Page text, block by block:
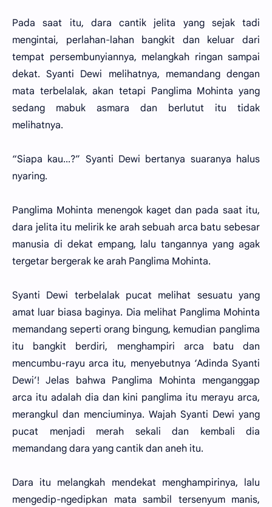
Pada saat itu, dara cantik jelita yang sejak tadi
mengintai, perlahan-lahan bangkit dan keluar dari
tempat persembunyiannya, melangkah ringan sampai
dekat. Syanti Dewi melihatnya, memandang dengan
mata terbelalak, akan tetapi Panglima Mohinta yang
sedang mabuk asmara dan berlutut itu tidak
melihatnya.
“Siapa kau...?” Syanti Dewi bertanya suaranya halus
nyaring.
Panglima Mohinta menengok kaget dan pada saat itu,
dara jelita itu melirik ke arah sebuah arca batu sebesar
manusia di dekat empang, lalu tangannya yang agak
tergetar bergerak ke arah Panglima Mohinta.
Syanti Dewi terbelalak pucat melihat sesuatu yang
amat luar biasa baginya. Dia melihat Panglima Mohinta
memandang seperti orang bingung, kemudian panglima
itu bangkit berdiri, menghampiri arca batu dan
mencumbu-rayu arca itu, menyebutnya ‘Adinda Syanti
Dewi’! Jelas bahwa Panglima Mohinta menganggap
arca itu adalah dia dan kini panglima itu merayu arca,
merangkul dan menciuminya. Wajah Syanti Dewi yang
pucat menjadi merah sekali dan kembali dia
memandang dara yang cantik dan aneh itu.
Dara itu melangkah mendekat menghampirinya, lalu
mengedip-ngedipkan mata sambil tersenyum manis,